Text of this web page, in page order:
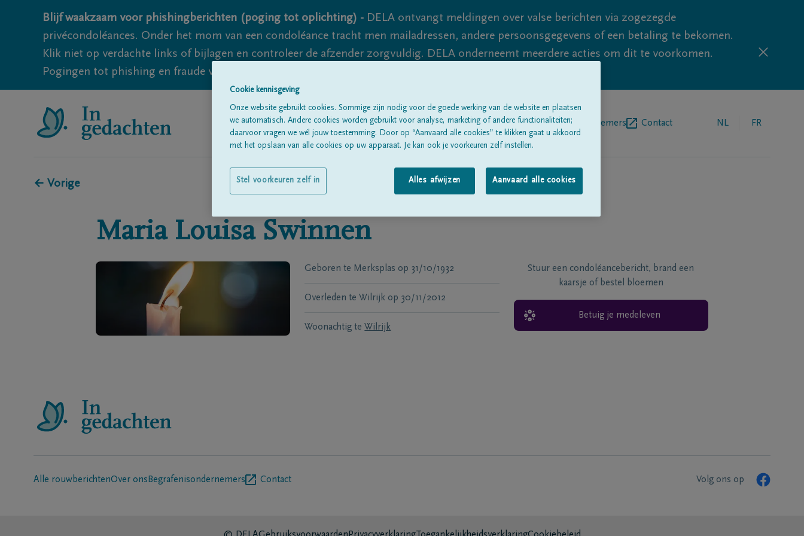
Blijf waakzaam voor phishingberichten (poging tot oplichting) - DELA ontvangt meldingen over valse berichten via zogezegde
privécondoléances. Onder het mom van een condoléance tracht men mailadressen, andere persoonsgegevens of een betaling te bekomen.
Klik niet op verdachte links of bijlagen en controleer de afzender zorgvuldig. DELA onderneemt meerdere acties om dit te voorkomen.
Pogingen tot phishing en fraude vallen echter nooit volledig uit te sluiten, dus blijf waakzaam.
Alle rouwberichten Over onsBegrafenisondernemers Contact NL FR
← Vorige
Maria Louisa Swinnen
Geboren te Merksplas op 31/10/1932
Overleden te Wilrijk op 30/11/2012
Woonachtig te Wilrijk
Stuur een condoléancebericht, brand een
kaarsje of bestel bloemen
Betuig je medeleven
Alle rouwberichtenOver ons Begrafenisondernemers Contact Volg ons op
Cookie kennisgeving
Onze website gebruikt cookies. Sommige zijn nodig voor de goede werking van de website en plaatsen
we automatisch. Andere cookies worden gebruikt voor analyse, marketing of andere functionaliteiten;
daarvoor vragen we wél jouw toestemming. Door op “Aanvaard alle cookies” te klikken gaat u akkoord
met het opslaan van alle cookies op uw apparaat. Je kan ook je voorkeuren zelf instellen.
Alles afwijzen Aanvaard alle cookies
Stel voorkeuren zelf in